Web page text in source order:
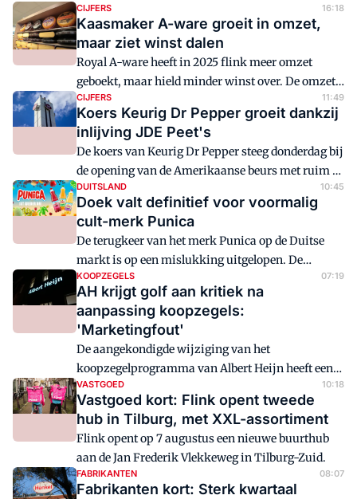
Betty de Boer geeft aan dat de sector zich zorgen
maakt over deze hoge aantallen.
CIJFERS 16:18
Kaasmaker A-ware groeit in omzet,
maar ziet winst dalen
Royal A-ware heeft in 2025 flink meer omzet
geboekt, maar hield minder winst over. De omzet
steeg met 17 procent naar €4,5 miljard, terwijl de
winst daalde van €65 miljoen naar €44 miljoen.
CIJFERS 11:49
Koers Keurig Dr Pepper groeit dankzij
inlijving JDE Peet's
De koers van Keurig Dr Pepper steeg donderdag bij
de opening van de Amerikaanse beurs met ruim 5
procent. De koffieverkoop van JDE Peet's, dat
sinds april onderdeel is van het Amerikaanse
concern, wist de daling te compenseren in de
Amerikaanse koffiedivisie.
DUITSLAND 10:45
Doek valt definitief voor voormalig
cult-merk Punica
De terugkeer van het merk Punica op de Duitse
markt is op een mislukking uitgelopen. De
productie van de vruchtendrank die vooral in de
jaren negentig ook in Nederland jarenlang enorm
populair was, is al stopgezet.
KOOPZEGELS 07:19
AH krijgt golf aan kritiek na
aanpassing koopzegels:
'Marketingfout'
De aangekondigde wijziging van het
koopzegelprogramma van Albert Heijn heeft een
stroom aan negatieve reacties losgemaakt onder
klanten. Distrifood zet de reacties in de media op
een rijtje.
VASTGOED 10:18
Vastgoed kort: Flink opent tweede
hub in Tilburg, met XXL-assortiment
Flink opent op 7 augustus een nieuwe buurthub
aan de Jan Frederik Vlekkeweg in Tilburg-Zuid.
FABRIKANTEN 08:07
Fabrikanten kort: Sterk kwartaal